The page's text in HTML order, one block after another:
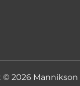
2026 Mannikson |